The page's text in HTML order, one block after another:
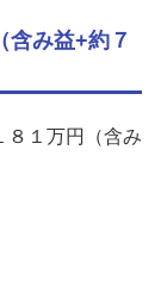
み益+約７
８１万円（含み